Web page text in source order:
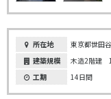
所在地
東京都世田
建築規模
木造2階建
工期
14日間